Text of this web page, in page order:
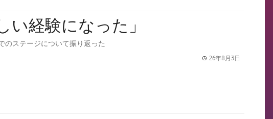
経験になった」
のステージについて振り返った
26年8月3日